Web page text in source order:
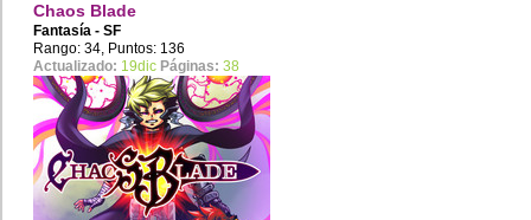
Chaos Blade
Fantasía - SF
Rango: 34, Puntos: 136
Actualizado: 19dic Páginas: 38